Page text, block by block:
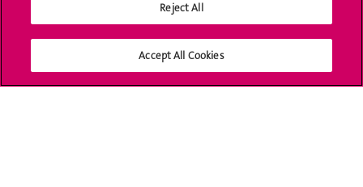
Médias sociaux UNIGE
Reject All
Accept All Cookies